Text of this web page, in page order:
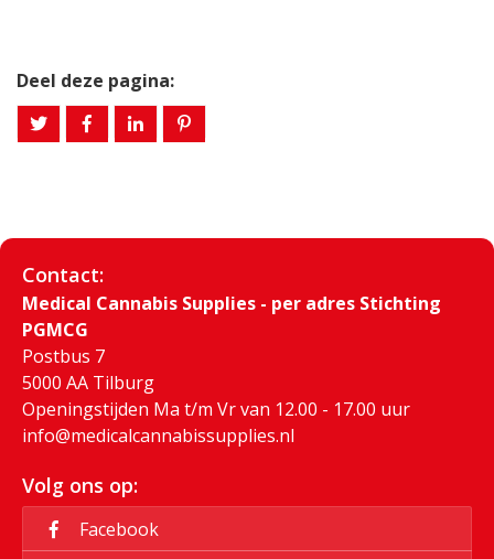
Deel deze pagina:
Contact:
Medical Cannabis Supplies - per adres Stichting
PGMCG
Postbus 7
5000 AA Tilburg
Openingstijden Ma t/m Vr van 12.00 - 17.00 uur
info@medicalcannabissupplies.nl
Volg ons op:
Facebook